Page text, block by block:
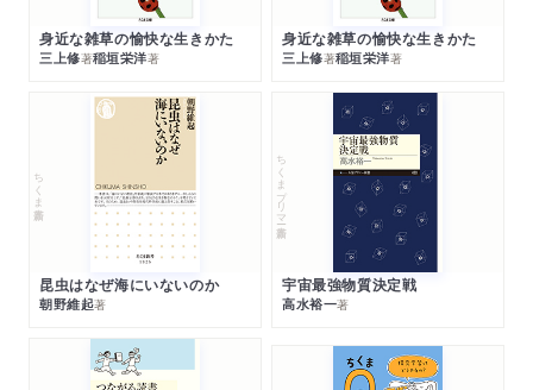
身近な雑草の愉快な生きかた
三上修著稲垣栄洋著
身近な雑草の愉快な生きかた
三上修著稲垣栄洋著
ちくま新書
昆虫はなぜ海にいないのか
朝野維起著
ちくまプリマー新書
宇宙最強物質決定戦
高水裕一著